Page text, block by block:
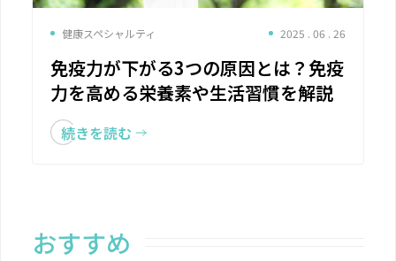
健康スペシャルティ 2025 . 06 . 26
免疫力が下がる3つの原因とは？免疫
力を高める栄養素や生活習慣を解説
続きを読む
おすすめ